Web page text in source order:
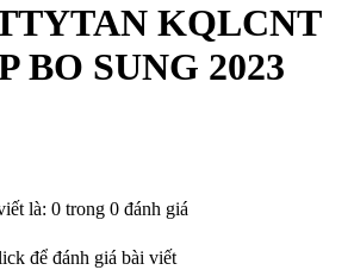
KQLCNT
BO SUNG 2023
là: 0 trong 0 đánh giá
để đánh giá bài viết